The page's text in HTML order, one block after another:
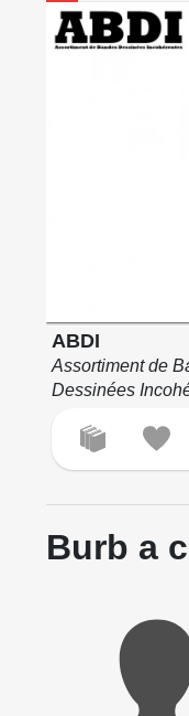
ABDI
Assortiment de
Dessinées
Burb a